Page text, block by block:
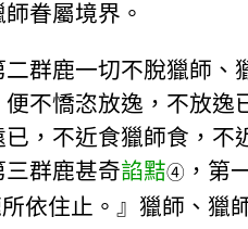
眷屬境界。
二群鹿一切不脫獵師
不憍恣放逸，不放
，不近食獵師食，
群鹿甚奇諂黠④ ，第
依住止。』獵師、